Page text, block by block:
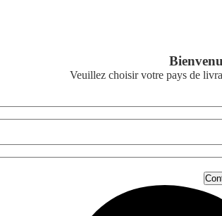
Veuillez choisir votre pays de